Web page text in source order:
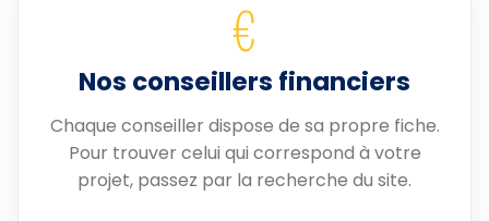
€
Nos conseillers financiers
Chaque conseiller dispose de sa propre fiche.
Pour trouver celui qui correspond à votre
projet, passez par la recherche du site.